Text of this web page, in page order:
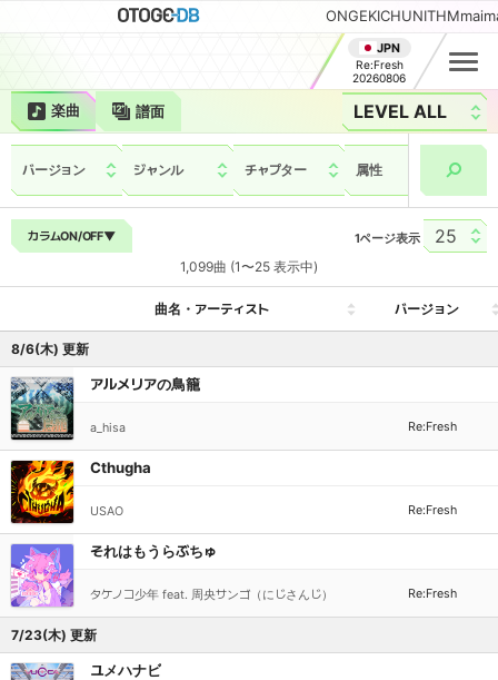
ONGEKICHUNITHM
JPN
Re:Fresh
20260806
楽曲 譜面
バージョン ジャンル チャプター 属性
1,099曲 (1〜25 表示中)
1ページ表示
カラムON/OFF▼
曲名・アーティスト
バージョン
8/6(木) 更新
アルメリアの鳥籠
a_hisa Re:Fresh
Cthugha
USAO Re:Fresh
それはもうらぶちゅ
タケノコ少年 feat. 周央サンゴ（にじさんじ） Re:Fresh
7/23(木) 更新
ユメハナビ